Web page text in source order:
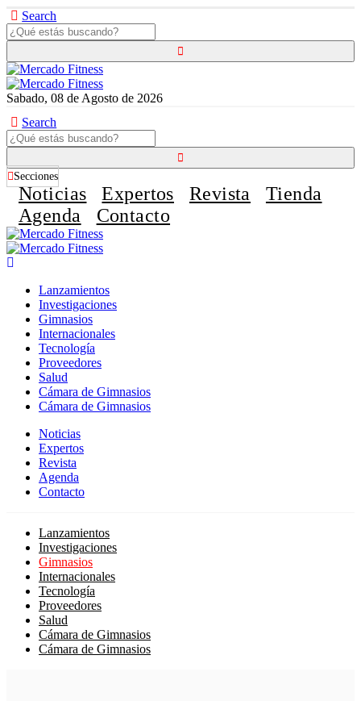
Search
Sabado, 08 de Agosto de 2026
Search
Secciones
Noticias Expertos Revista
Tienda
Agenda
Contacto
Lanzamientos
Investigaciones
Gimnasios
Internacionales
Tecnología
Proveedores
Salud
Cámara de Gimnasios
Cámara de Gimnasios
Noticias
Expertos
Revista
Agenda
Contacto
Lanzamientos
Investigaciones
Gimnasios
Internacionales
Tecnología
Proveedores
Salud
Cámara de Gimnasios
Cámara de Gimnasios